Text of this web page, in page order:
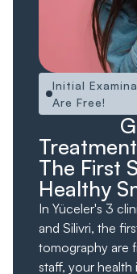
Initial
Are Free!
The First
Healthy
In Yüceler's 3
and Silivri, the
tomography are
staff, your health